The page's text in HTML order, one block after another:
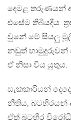
දෙමළ තරුණයන්
එසේම තිබියදීය.
වුනේ මේ සියලු
නඩුත් හාමුදුරුවන්
ඒ නිසා විය යුතුය​.
සැකකාරියන්
නීතිය, බටහිරයන්
ඒත් බටහිර